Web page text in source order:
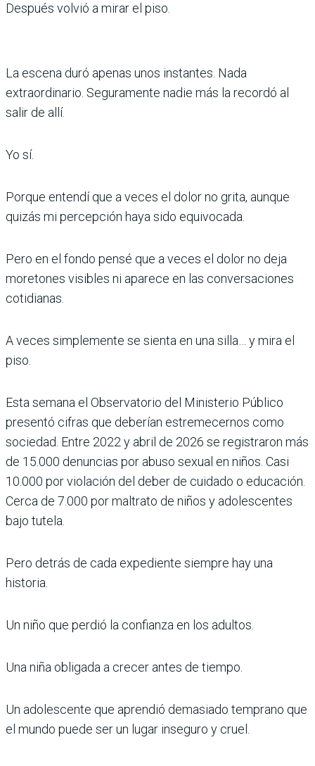
Después volvió a mirar el piso.
La escena duró apenas unos instantes. Nada
extraordinario. Seguramente nadie más la recordó al
salir de allí.
Yo sí.
Porque entendí que a veces el dolor no grita, aunque
quizás mi percepción haya sido equivocada.
Pero en el fondo pensé que a veces el dolor no deja
moretones visibles ni aparece en las conversaciones
cotidianas.
A veces simplemente se sienta en una silla… y mira el
piso.
Esta semana el Observatorio del Ministerio Público
presentó cifras que deberían estremecernos como
sociedad. Entre 2022 y abril de 2026 se registraron más
de 15.000 denuncias por abuso sexual en niños. Casi
10.000 por violación del deber de cuidado o educación.
Cerca de 7.000 por maltrato de niños y adolescentes
bajo tutela.
Pero detrás de cada expediente siempre hay una
historia.
Un niño que perdió la confianza en los adultos.
Una niña obligada a crecer antes de tiempo.
Un adolescente que aprendió demasiado temprano que
el mundo puede ser un lugar inseguro y cruel.